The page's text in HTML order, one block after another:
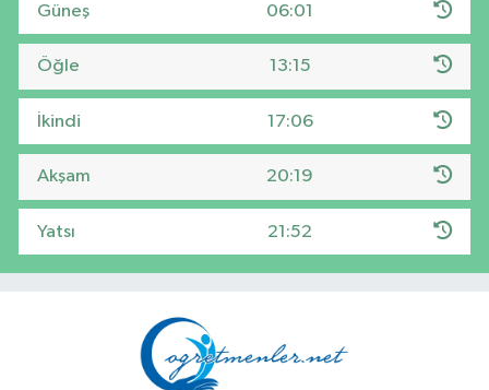
Güneş 06:01
Öğle 13:15
İkindi 17:06
Akşam 20:19
Yatsı 21:52